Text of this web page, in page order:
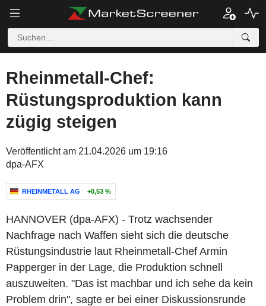
Rheinmetall-Chef:
Rüstungsproduktion kann
zügig steigen
Veröffentlicht am 21.04.2026 um 19:16
dpa-AFX
RHEINMETALL AG +0,53 %
HANNOVER (dpa-AFX) - Trotz wachsender
Nachfrage nach Waffen sieht sich die deutsche
Rüstungsindustrie laut Rheinmetall-Chef Armin
Papperger in der Lage, die Produktion schnell
auszuweiten. "Das ist machbar und ich sehe da kein
Problem drin", sagte er bei einer Diskussionsrunde